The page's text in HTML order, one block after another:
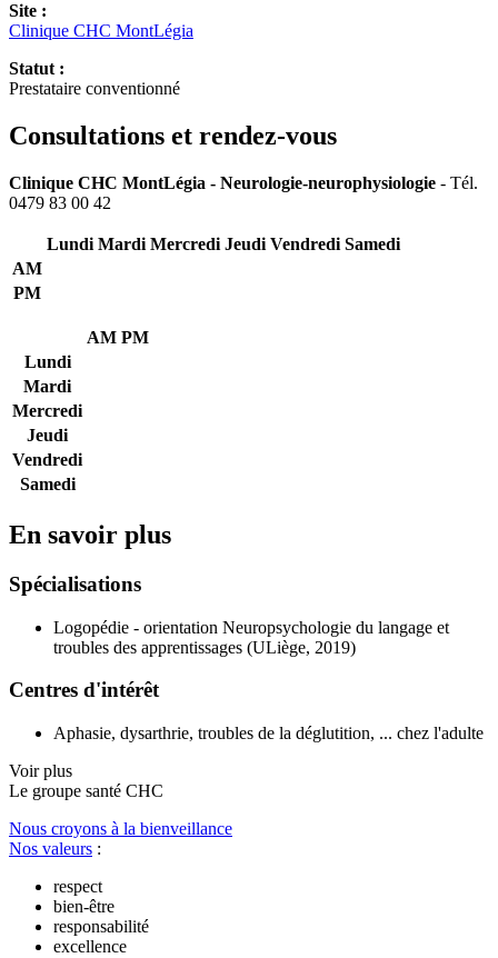
Site :
Clinique CHC MontLégia
Statut :
Prestataire conventionné
Consultations et rendez-vous
Clinique CHC MontLégia - Neurologie-neurophysiologie - Tél.
0479 83 00 42
Lundi Mardi Mercredi Jeudi Vendredi Samedi
AM
PM
AM PM
Lundi
Mardi
Mercredi
Jeudi
Vendredi
Samedi
En savoir plus
Spécialisations
Logopédie - orientation Neuropsychologie du langage et
troubles des apprentissages (ULiège, 2019)
Centres d'intérêt
Aphasie, dysarthrie, troubles de la déglutition, ... chez l'adulte
Voir plus
Le groupe santé CHC
Nous croyons à la bienveillance
Nos valeurs :
respect
bien-être
responsabilité
excellence